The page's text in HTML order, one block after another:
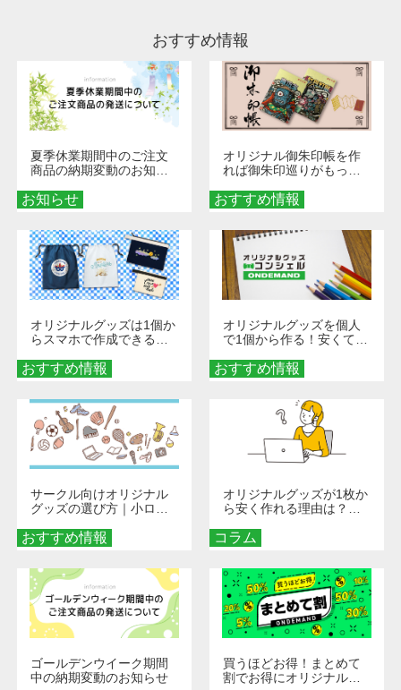
おすすめ情報
お知らせ
夏季休業期間中のご注文
商品の納期変動のお知ら
おすすめ情報
オリジナル御朱印帳を作
れば御朱印巡りがもっと
ダーメイドする魅力と選
び方
おすすめ情報
オリジナルグッズは1個か
らスマホで作成できる！
くなる巾着＆ポーチ活用
術
おすすめ情報
オリジナルグッズを個人
で1個から作る！安くて簡
秘訣
おすすめ情報
サークル向けオリジナル
グッズの選び方｜小ロッ
める秘訣
コラム
オリジナルグッズが1枚か
ら安く作れる理由は？オ
とメリットを解説
ゴールデンウイーク期間
中の納期変動のお知らせ
買うほどお得！まとめて
割でお得にオリジナルグ